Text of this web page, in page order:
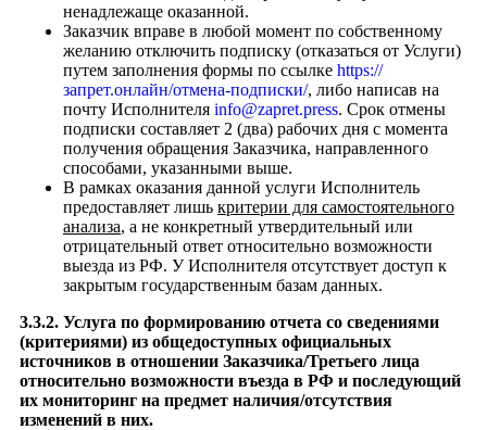
ненадлежаще оказанной.
Заказчик вправе в любой момент по собственному
желанию отключить подписку (отказаться от Услуги)
путем заполнения формы по ссылке https://
запрет.онлайн/отмена-подписки/, либо написав на
почту Исполнителя info@zapret.press. Срок отмены
подписки составляет 2 (два) рабочих дня с момента
получения обращения Заказчика, направленного
способами, указанными выше.
В рамках оказания данной услуги Исполнитель
предоставляет лишь критерии для самостоятельного
анализа, а не конкретный утвердительный или
отрицательный ответ относительно возможности
выезда из РФ. У Исполнителя отсутствует доступ к
закрытым государственным базам данных.
3.3.2. Услуга по формированию отчета со сведениями
(критериями) из общедоступных официальных
источников в отношении Заказчика/Третьего лица
относительно возможности въезда в РФ и последующий
их мониторинг на предмет наличия/отсутствия
изменений в них.